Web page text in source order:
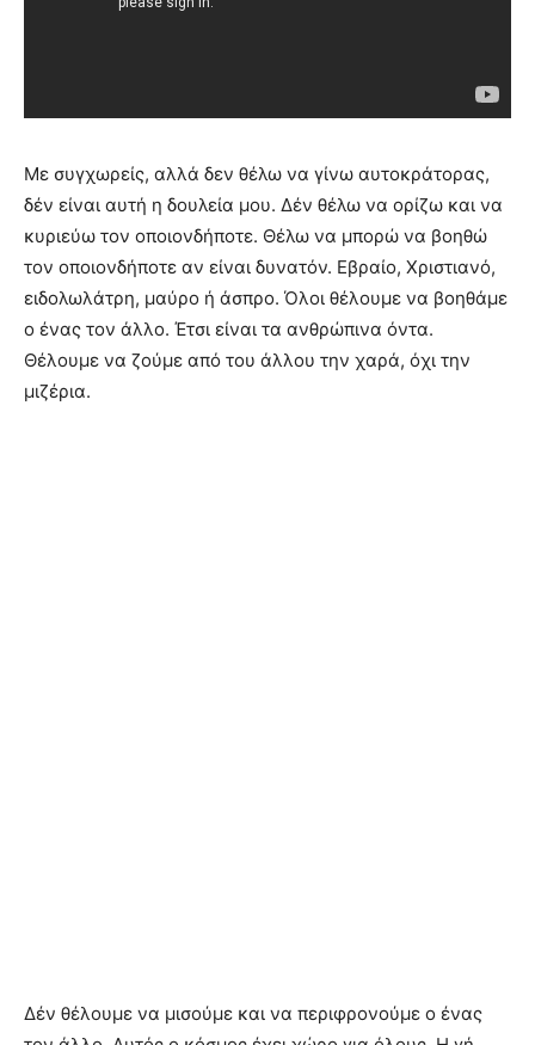
Με συγχωρείς, αλλά δεν θέλω να γίνω αυτοκράτορας,
δέν είναι αυτή η δουλεία μου. Δέν θέλω να ορίζω και να
κυριεύω τον οποιονδήποτε. Θέλω να μπορώ να βοηθώ
τον οποιονδήποτε αν είναι δυνατόν. Εβραίο, Χριστιανό,
ειδολωλάτρη, μαύρο ή άσπρο. Όλοι θέλουμε να βοηθάμε
ο ένας τον άλλο. Έτσι είναι τα ανθρώπινα όντα.
Θέλουμε να ζούμε από του άλλου την χαρά, όχι την
μιζέρια.
Δέν θέλουμε να μισούμε και να περιφρονούμε ο ένας